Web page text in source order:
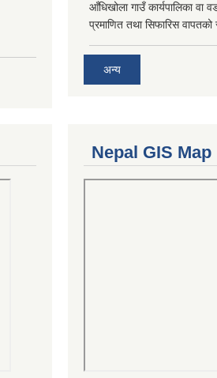
आँधिखोला गाउँ कार्यपालिका वा
प्रमाणित तथा सिफारिस
अन्य
Nepal GIS Map